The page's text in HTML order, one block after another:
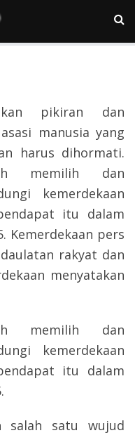
pikiran dan
manusia yang
harus dihormati.
memilih dan
kemerdekaan
itu dalam
Kemerdekaan pers
rakyat dan
menyatakan
memilih dan
kemerdekaan
itu dalam
salah satu wujud